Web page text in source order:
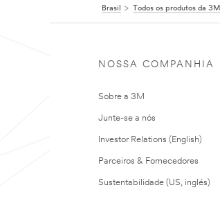
Brasil Todos os produtos da 3M
NOSSA COMPANHIA
Sobre a 3M
Junte-se a nós
Investor Relations (English)
Parceiros & Fornecedores
Sustentabilidade (US, inglés)